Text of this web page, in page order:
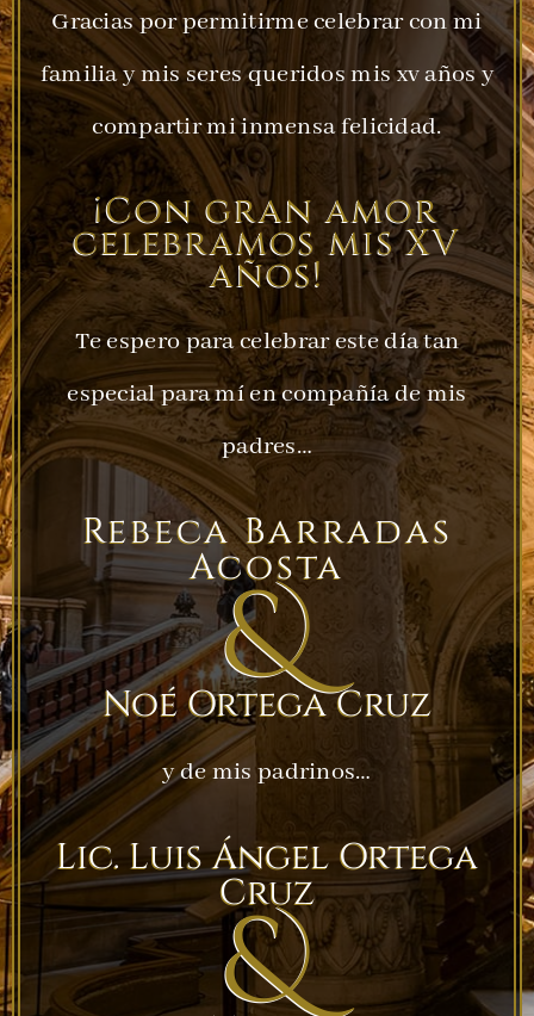
Gracias por permitirme celebrar con mi
familia y mis seres queridos mis xv años y
compartir mi inmensa felicidad.
¡Con gran amor
celebramos mis XV
años!
Te espero para celebrar este día tan
especial para mí en compañía de mis
padres…
Rebeca Barradas
Acosta
&
Noé Ortega Cruz
y de mis padrinos…
Lic. Luis Ángel Ortega
Cruz
&